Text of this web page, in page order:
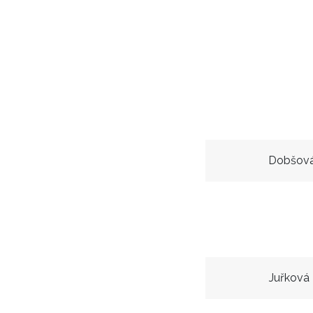
Juřková